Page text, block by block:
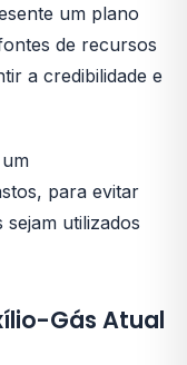
um plano
de recursos
a credibilidade e
para evitar
utilizados
Gás Atual